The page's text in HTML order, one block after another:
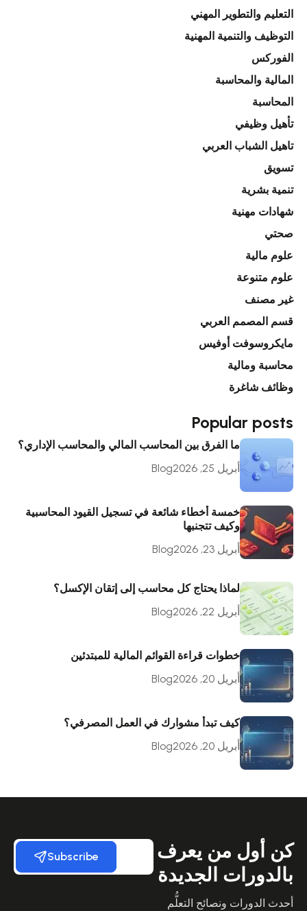
التعليم والتطوير المهني
التوظيف والتنمية المهنية
الفوركس
المالية والمحاسبة
المحاسبة
تأهيل وظيفي
تاهيل الشباب العربي
تسويق
تنمية بشرية
شهادات مهنية
صحتي
علوم مالية
علوم متنوعة
غير مصنف
قسم المصمم العربي
مايكروسوفت أوفيس
محاسبة ومالية
وظائف شاغرة
Popular posts
ما الفرق بين المحاسب المالي والمحاسب الإداري؟
أبريل 25, 2026
Blog
خمسة أخطاء شائعة في تسجيل القيود المحاسبية
وكيف تتجنبها
أبريل 23, 2026
Blog
لماذا يحتاج كل محاسب إلى إتقان الإكسل؟
أبريل 22, 2026
Blog
خطوات قراءة القوائم المالية للمبتدئين
أبريل 20, 2026
Blog
كيف تبدأ مشوارك في العمل المصرفي؟
أبريل 20, 2026
Blog
كن أول من يعرف
بالدورات الجديدة
أحدث الدورات ونصائح التعلُّم
Subscribe